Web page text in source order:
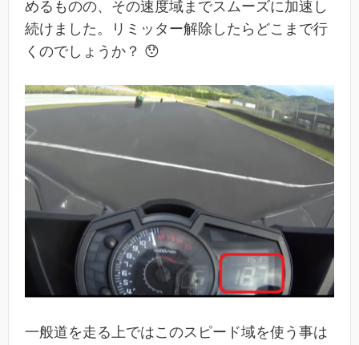
めるものの、その速度域までスムーズに加速し
続けました。リミッター解除したらどこまで行
くのでしょうか？ 😯
一般道を走る上ではこのスピード域を使う事は